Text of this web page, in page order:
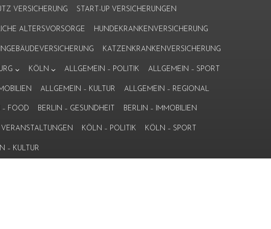
VERSICHERUNG START-UP VERSICHERUNGEN
ALTERSVORSORGE HUNDEKRANKENVERSICHERUNG
KATZENKRANKENVERSICHERUNG
KÖLN ALLGEMEIN – POLITIK ALLGEMEIN – SPORT
ALLGEMEIN – KULTUR ALLGEMEIN – REGIONAL
– FOOD BERLIN – GESUNDHEIT BERLIN – IMMOBILIEN
VERANSTALTUNGEN KÖLN – POLITIK KÖLN – SPORT
– KULTUR